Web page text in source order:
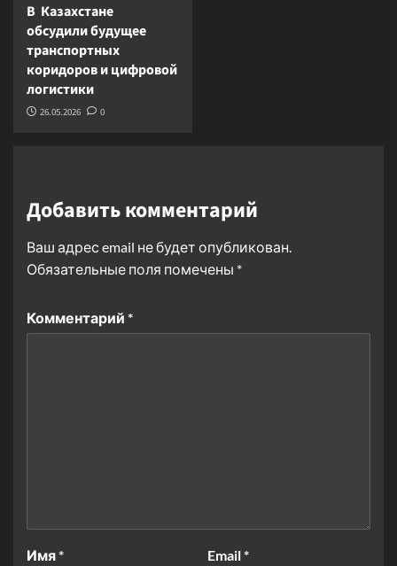
В Казахстане
обсудили будущее
транспортных
коридоров и цифровой
логистики
26.05.2026 0
Добавить комментарий
Ваш адрес email не будет опубликован.
Обязательные поля помечены *
Комментарий *
Имя* Email*